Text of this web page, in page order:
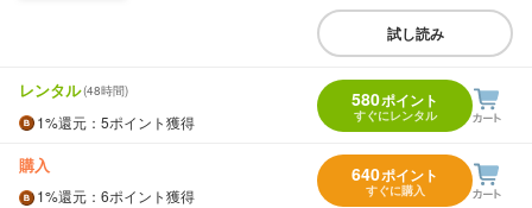
試し読み
レンタル(48時間)
1%還元 ：5ポイント獲得
580ポイント
すぐにレンタル
購入
1%還元 ：6ポイント獲得
640ポイント
すぐに購入